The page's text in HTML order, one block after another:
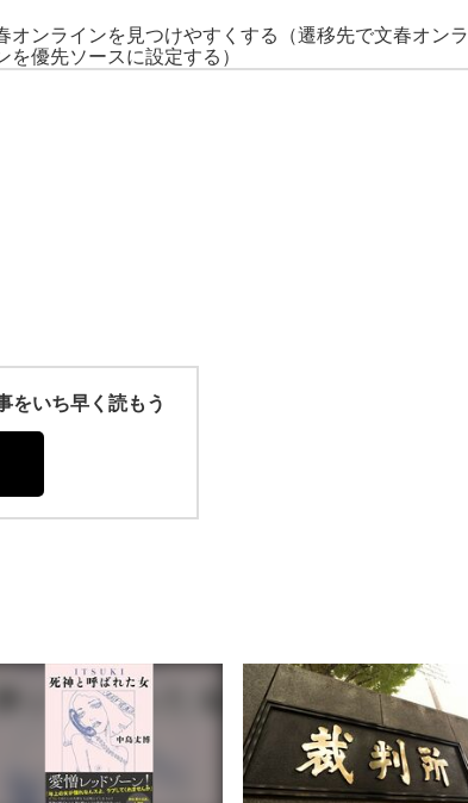
オンラインを見つけやすくする
（遷移先で文春オンラ
を優先ソースに設定する）
をいち早く読もう